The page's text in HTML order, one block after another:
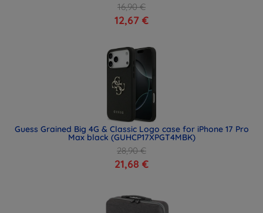
16,90 €
12,67 €
Guess Grained Big 4G & Classic Logo case for iPhone 17 Pro
Max black (GUHCP17XPGT4MBK)
28,90 €
21,68 €